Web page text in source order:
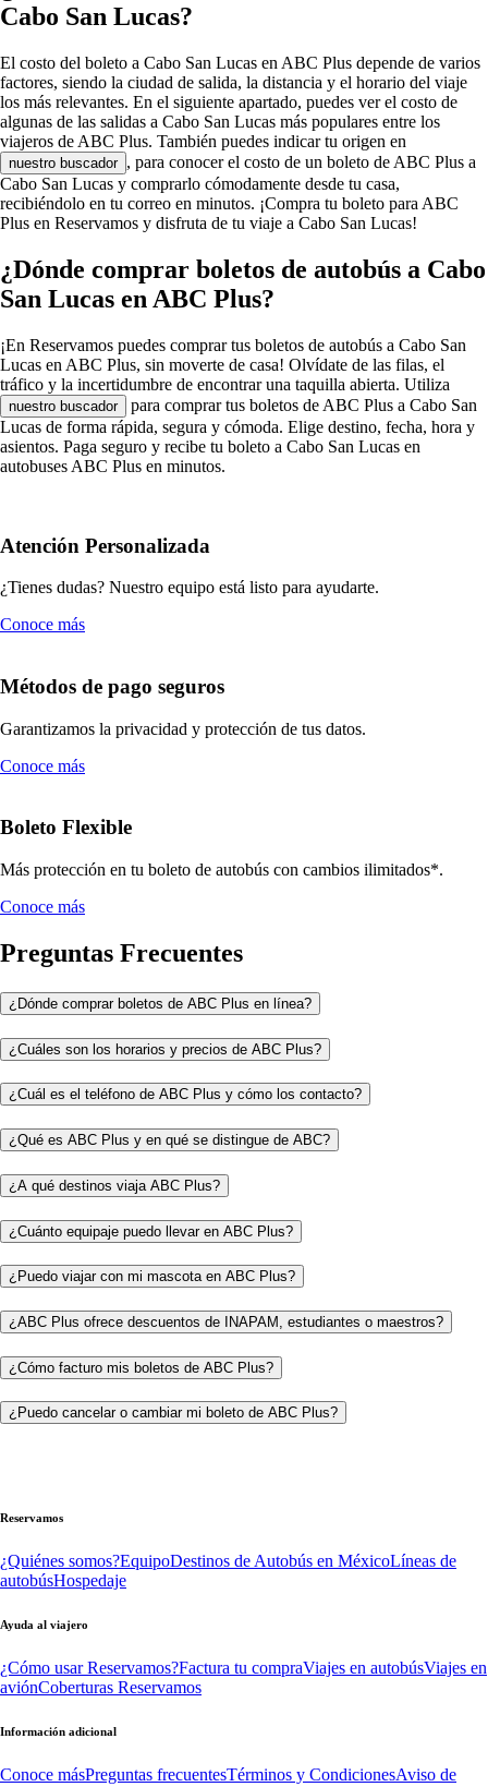
Cabo San Lucas?
El costo del boleto a Cabo San Lucas en ABC Plus depende de varios
factores, siendo la ciudad de salida, la distancia y el horario del viaje
los más relevantes. En el siguiente apartado, puedes ver el costo de
algunas de las salidas a Cabo San Lucas más populares entre los
viajeros de ABC Plus. También puedes indicar tu origen en
nuestro buscador , para conocer el costo de un boleto de ABC Plus a
Cabo San Lucas y comprarlo cómodamente desde tu casa,
recibiéndolo en tu correo en minutos. ¡Compra tu boleto para ABC
Plus en Reservamos y disfruta de tu viaje a Cabo San Lucas!
¿Dónde comprar boletos de autobús a Cabo
San Lucas en ABC Plus?
¡En Reservamos puedes comprar tus boletos de autobús a Cabo San
Lucas en ABC Plus, sin moverte de casa! Olvídate de las filas, el
tráfico y la incertidumbre de encontrar una taquilla abierta. Utiliza
nuestro buscador
para comprar tus boletos de ABC Plus a Cabo San
Lucas de forma rápida, segura y cómoda. Elige destino, fecha, hora y
asientos. Paga seguro y recibe tu boleto a Cabo San Lucas en
autobuses ABC Plus en minutos.
Atención Personalizada
¿Tienes dudas? Nuestro equipo está listo para ayudarte.
Conoce más
Métodos de pago seguros
Garantizamos la privacidad y protección de tus datos.
Conoce más
Boleto Flexible
Más protección en tu boleto de autobús con cambios ilimitados*.
Conoce más
Preguntas Frecuentes
¿Dónde comprar boletos de ABC Plus en línea?
¿Cuáles son los horarios y precios de ABC Plus?
¿Cuál es el teléfono de ABC Plus y cómo los contacto?
¿Qué es ABC Plus y en qué se distingue de ABC?
¿A qué destinos viaja ABC Plus?
¿Cuánto equipaje puedo llevar en ABC Plus?
¿Puedo viajar con mi mascota en ABC Plus?
¿ABC Plus ofrece descuentos de INAPAM, estudiantes o maestros?
¿Cómo facturo mis boletos de ABC Plus?
¿Puedo cancelar o cambiar mi boleto de ABC Plus?
Reservamos
¿Quiénes somos?EquipoDestinos de Autobús en MéxicoLíneas de
autobúsHospedaje
Ayuda al viajero
¿Cómo usar Reservamos?Factura tu compraViajes en autobúsViajes en
aviónCoberturas Reservamos
Información adicional
Conoce másPreguntas frecuentesTérminos y CondicionesAviso de